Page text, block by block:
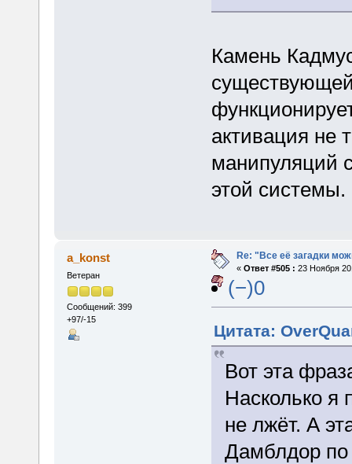
Камень
активация не
манипуляций
этой системы.
a_konst
Ветеран
Сообщений: 399
+97/-15
Re: "Все её загадки
« Ответ #505 : 23 Ноября
(−)0
Цитата:
Вот эта
Насколько я
не лжёт. А
Дамблдор по